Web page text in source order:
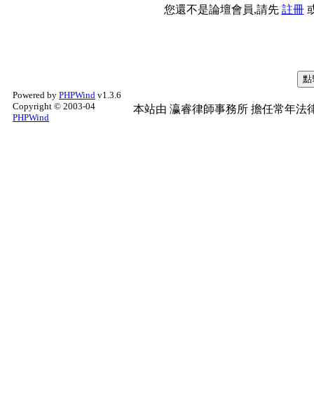
您還不是論壇會員,請先 註冊
Powered by PHPWind v1.3.6
Copyright © 2003-04
PHPWind
本站由 瀛睿律師事務所 擔任常年法